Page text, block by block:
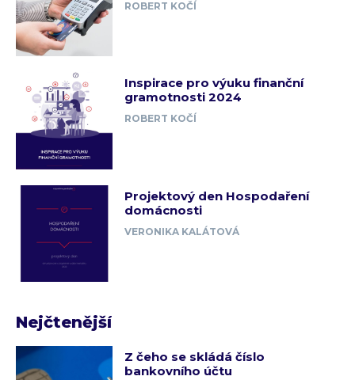
ROBERT KOČÍ
Inspirace pro výuku finanční
gramotnosti 2024
ROBERT KOČÍ
Projektový den Hospodaření
domácnosti
VERONIKA KALÁTOVÁ
Nejčtenější
Z čeho se skládá číslo
bankovního účtu